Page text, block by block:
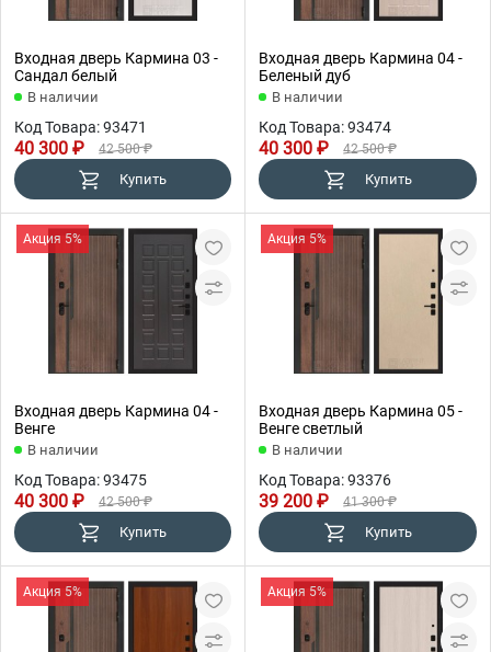
Входная дверь Кармина 03 -
Сандал белый
В наличии
Код Товара: 93471
40 300 ₽ 42 500 ₽
Купить
Входная дверь Кармина 04 -
Беленый дуб
В наличии
Код Товара: 93474
40 300 ₽ 42 500 ₽
Купить
Акция 5%
Входная дверь Кармина 04 -
Венге
В наличии
Код Товара: 93475
40 300 ₽ 42 500 ₽
Купить
Акция 5%
Входная дверь Кармина 05 -
Венге светлый
В наличии
Код Товара: 93376
39 200 ₽ 41 300 ₽
Купить
Акция 5% Акция 5%